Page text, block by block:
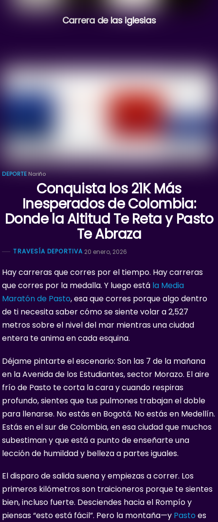
Carrera de las iglesias
DEPORTE Nariño
Conquista los 21K Más
Inesperados de Colombia:
Donde la Altitud Te Reta y Pasto
Te Abraza
TRAVESÍA DEPORTIVA 20 enero, 2026
Hay carreras que corres por el tiempo. Hay carreras
que corres por la medalla. Y luego está la Media
Maratón de Pasto, esa que corres porque algo dentro
de ti necesita saber cómo se siente volar a 2,527
metros sobre el nivel del mar mientras una ciudad
entera te anima en cada esquina.
Déjame pintarte el escenario: Son las 7 de la mañana
en la Avenida de los Estudiantes, sector Morazo. El aire
frío de Pasto te corta la cara y cuando respiras
profundo, sientes que tus pulmones trabajan el doble
para llenarse. No estás en Bogotá. No estás en Medellín.
Estás en el sur de Colombia, en esa ciudad que muchos
subestiman y que está a punto de enseñarte una
lección de humildad y belleza a partes iguales.
El disparo de salida suena y empiezas a correr. Los
primeros kilómetros son traicioneros porque te sientes
bien, incluso fuerte. Desciendes hacia el Rompío y
piensas “esto está fácil”. Pero la montaña—y Pasto es